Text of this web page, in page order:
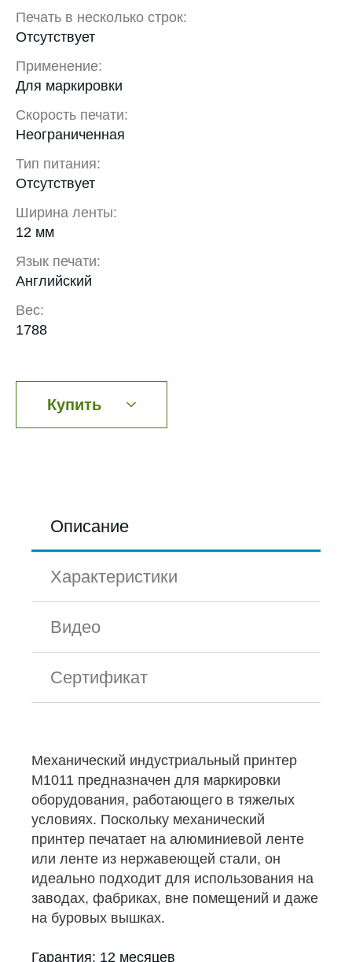
Печать в несколько строк:
Отсутствует
Применение:
Для маркировки
Скорость печати:
Неограниченная
Тип питания:
Отсутствует
Ширина ленты:
12 мм
Язык печати:
Английский
Вес:
1788
Купить
Описание
Характеристики
Видео
Сертификат
Механический индустриальный принтер
М1011 предназначен для маркировки
оборудования, работающего в тяжелых
условиях. Поскольку механический
принтер печатает на алюминиевой ленте
или ленте из нержавеющей стали, он
идеально подходит для использования на
заводах, фабриках, вне помещений и даже
на буровых вышках.
Гарантия: 12 месяцев